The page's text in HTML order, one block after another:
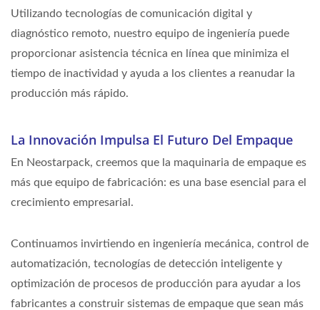
Utilizando tecnologías de comunicación digital y
diagnóstico remoto, nuestro equipo de ingeniería puede
proporcionar asistencia técnica en línea que minimiza el
tiempo de inactividad y ayuda a los clientes a reanudar la
producción más rápido.
La Innovación Impulsa El Futuro Del Empaque
En Neostarpack, creemos que la maquinaria de empaque es
más que equipo de fabricación: es una base esencial para el
crecimiento empresarial.
Continuamos invirtiendo en ingeniería mecánica, control de
automatización, tecnologías de detección inteligente y
optimización de procesos de producción para ayudar a los
fabricantes a construir sistemas de empaque que sean más